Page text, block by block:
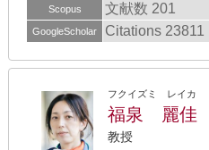
Scopus 文献数 201
GoogleScholar Citations 23811
フクイズミ レイカ
福泉 麗佳
教授